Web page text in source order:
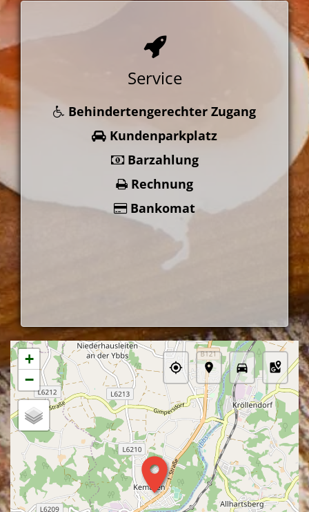
Service
Behindertengerechter Zugang
Kundenparkplatz
Barzahlung
Rechnung
Bankomat
+
−